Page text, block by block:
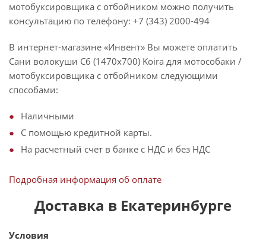
мотобуксировщика с отбойником можно получить
консультацию по телефону: +7 (343) 2000-494
В интернет-магазине «Инвент» Вы можете оплатить
Сани волокуши С6 (1470х700) Koira для мотособаки /
мотобуксировщика с отбойником следующими
способами:
Наличными
С помощью кредитной карты.
На расчетный счет в банке с НДС и без НДС
Подробная информация об оплате
Доставка в Екатеринбурге
Условия